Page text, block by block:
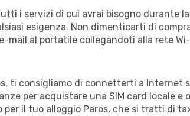
i servizi di cui avrai bisogno durante
esigenza. Non dimenticarti di
mail al portatile collegandoti alla rete
ti consigliamo di connetterti a Internet
per acquistare una SIM card locale
per il tuo alloggio Paros, che si tratti di